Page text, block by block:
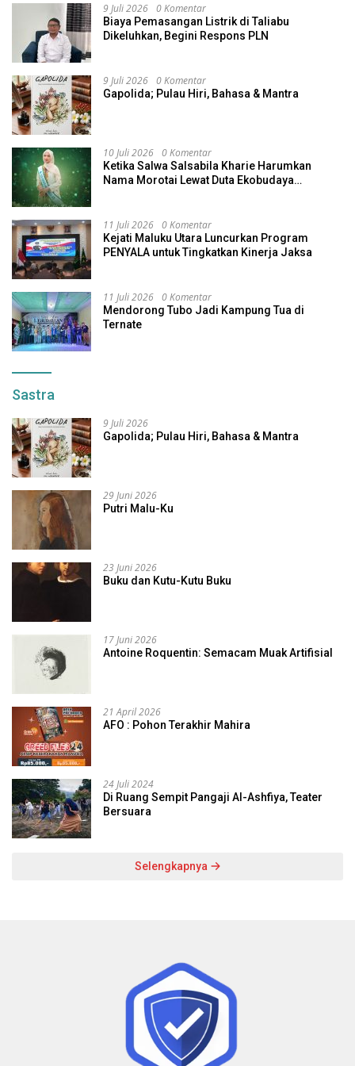
9 Juli 2026 0 Komentar
Biaya Pemasangan Listrik di Taliabu
Dikeluhkan, Begini Respons PLN
9 Juli 2026 0 Komentar
Gapolida; Pulau Hiri, Bahasa & Mantra
10 Juli 2026 0 Komentar
Ketika Salwa Salsabila Kharie Harumkan
Nama Morotai Lewat Duta Ekobudaya
11 Juli 2026 0 Komentar
Kejati Maluku Utara Luncurkan Program
PENYALA untuk Tingkatkan Kinerja Jaksa
11 Juli 2026 0 Komentar
Mendorong Tubo Jadi Kampung Tua di
Ternate
Sastra
9 Juli 2026
Gapolida; Pulau Hiri, Bahasa & Mantra
29 Juni 2026
Putri Malu-Ku
23 Juni 2026
Buku dan Kutu-Kutu Buku
17 Juni 2026
Antoine Roquentin: Semacam Muak Artifisial
21 April 2026
AFO : Pohon Terakhir Mahira
24 Juli 2024
Di Ruang Sempit Pangaji Al-Ashfiya, Teater
Bersuara
Selengkapnya